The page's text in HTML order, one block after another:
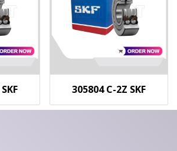
305804 C-2Z SKF